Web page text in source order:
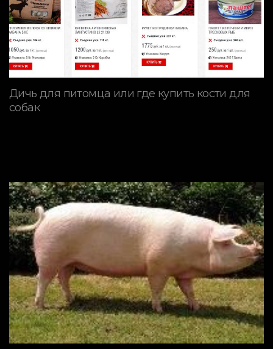
Дичь для питомца или где купить кости для
собак
ПОРОДЫ СВИНЕЙ
Ландрас